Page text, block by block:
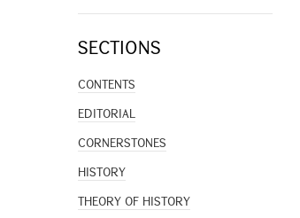
SECTIONS
CONTENTS
EDITORIAL
CORNERSTONES
HISTORY
THEORY OF HISTORY